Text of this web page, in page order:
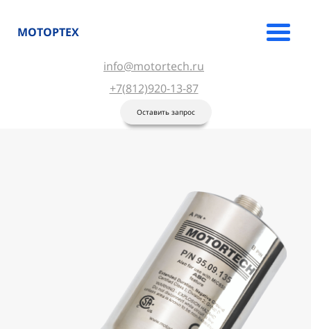
МОТОРТЕХ
info@motortech.ru
+7(812)920-13-87
Оставить запрос